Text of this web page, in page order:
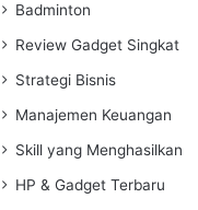
Badminton
Review Gadget Singkat
Strategi Bisnis
Manajemen Keuangan
Skill yang Menghasilkan
HP & Gadget Terbaru